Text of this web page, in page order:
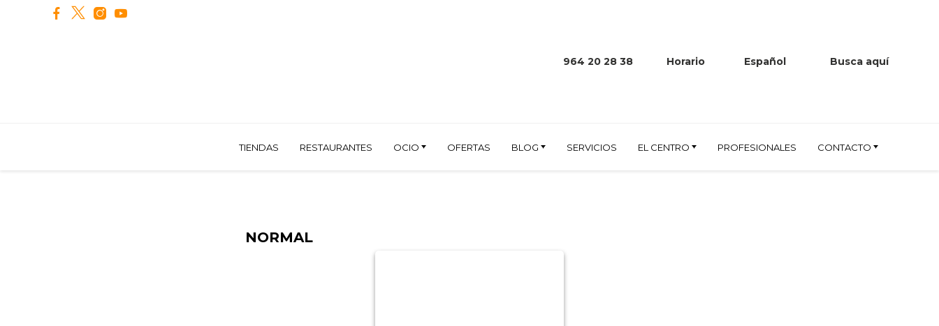
964 20 28 38 Horario Español Busca aquí
TIENDAS RESTAURANTES OCIO OFERTAS BLOG SERVICIOS EL CENTRO PROFESIONALES CONTACTO
NORMAL